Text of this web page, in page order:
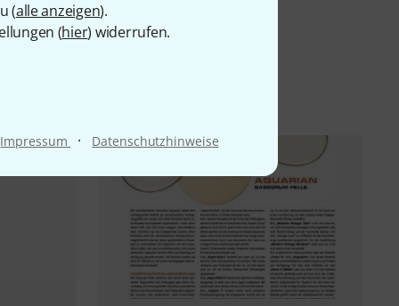
(alle anzeigen).
(hier) widerrufen.
Impressum · Datenschutzhinweise